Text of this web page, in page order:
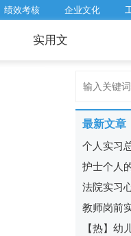
绩效考核 企业文化
实用文
最新文章
个人实习
护士个人
会
法院实习
教师岗前
5篇
【热】幼